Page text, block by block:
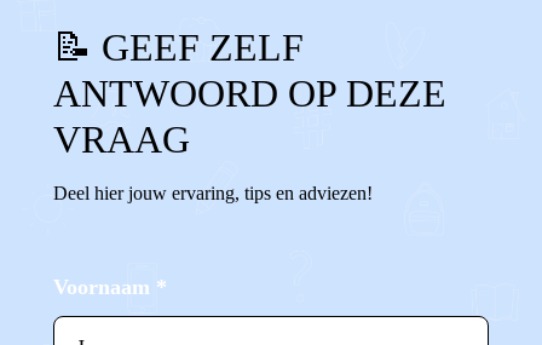
📝 GEEF ZELF
ANTWOORD OP DEZE
VRAAG
Deel hier jouw ervaring, tips en adviezen!
Voornaam *